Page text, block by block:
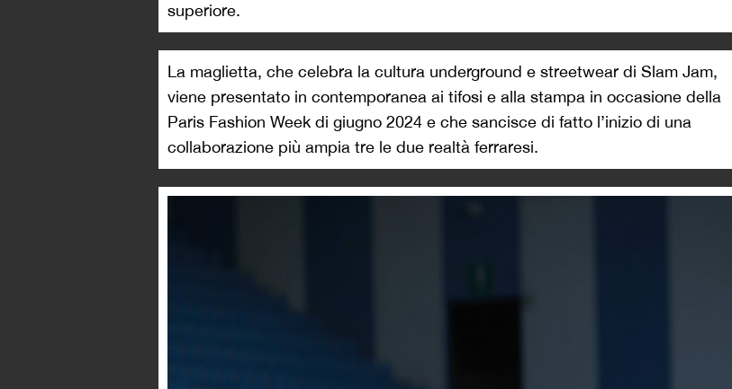
superiore.
La maglietta, che celebra la cultura underground e streetwear di Slam Jam,
viene presentato in contemporanea ai tifosi e alla stampa in occasione della
Paris Fashion Week di giugno 2024 e che sancisce di fatto l’inizio di una
collaborazione più ampia tre le due realtà ferraresi.